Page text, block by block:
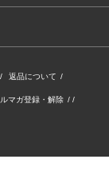
/ 返品について /
マガ登録・解除 / /